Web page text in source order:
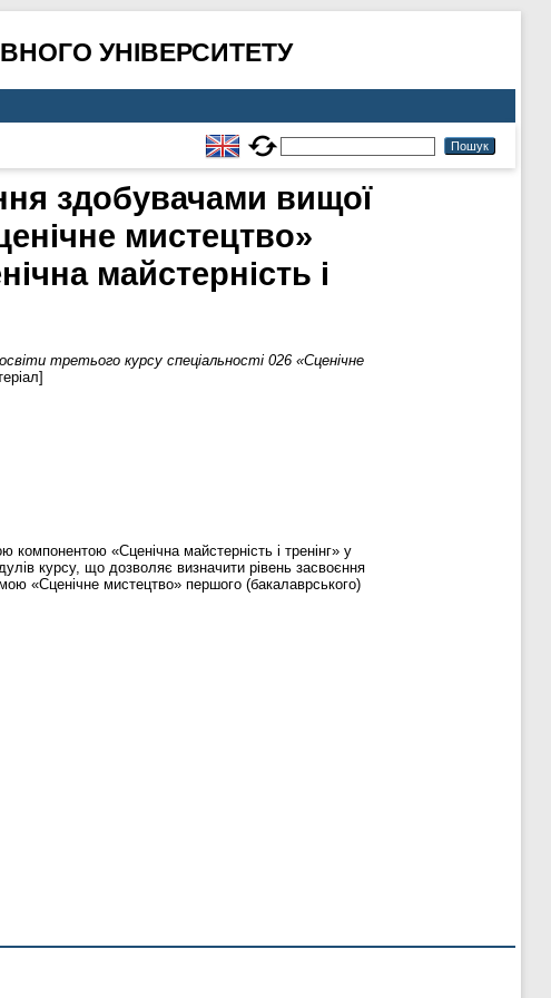
УНІВЕРСИТЕТУ
здобувачами вищої
мистецтво»
майстерність і
третього курсу спеціальності 026 «Сценічне
компонентою «Сценічна майстерність і тренінг» у
курсу, що дозволяє визначити рівень засвоєння
«Сценічне мистецтво» першого (бакалаврського)